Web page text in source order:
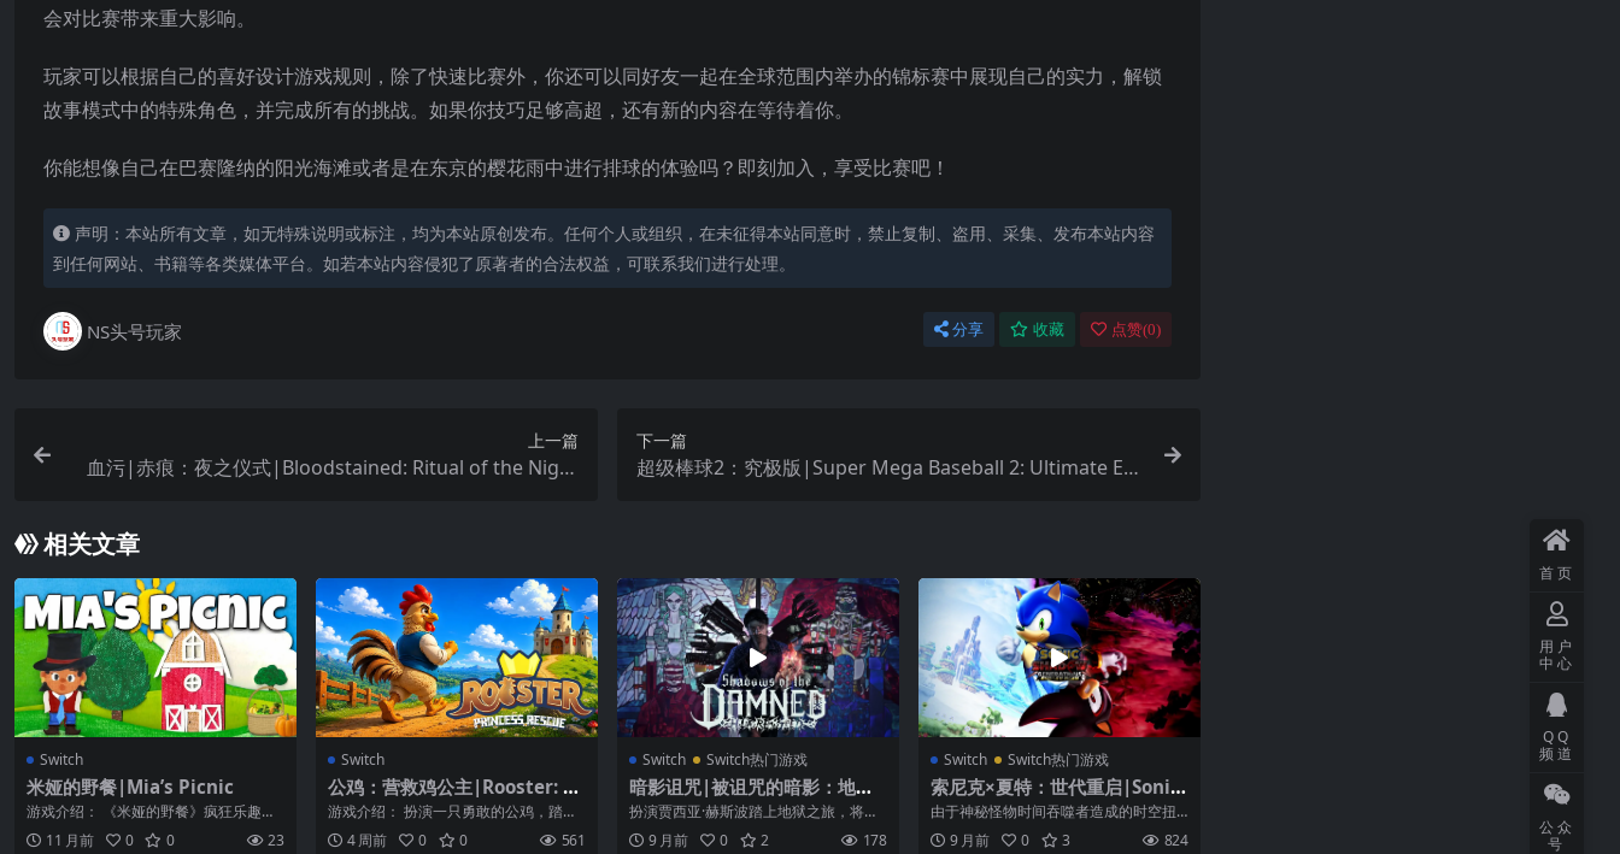
会对比赛带来重大影响。
玩家可以根据自己的喜好设计游戏规则，除了快速比赛外，你还可以同好友一起在全球范围内举办的锦标赛中展现自己的实力，解锁
故事模式中的特殊角色，并完成所有的挑战。如果你技巧足够高超，还有新的内容在等待着你。
你能想像自己在巴赛隆纳的阳光海滩或者是在东京的樱花雨中进行排球的体验吗？即刻加入，享受比赛吧！
声明：本站所有文章，如无特殊说明或标注，均为本站原创发布。任何个人或组织，在未征得本站同意时，禁止复制、盗用、采集、发布本站内容
到任何网站、书籍等各类媒体平台。如若本站内容侵犯了原著者的合法权益，可联系我们进行处理。
NS头号玩家 分享 收藏 点赞(0)
上一篇
血污|赤痕：夜之仪式|Bloodstained: Ritual of the Night
下一篇
超级棒球2：究极版|Super Mega Baseball 2: Ultimate Edi
相关文章
Switch
米娅的野餐|Mia’s Picnic
游戏介绍： 《米娅的野餐》疯狂乐趣的
美丽拼贴！ 在这个快节奏、狂躁、尽可
能多地抓...
11 月前 0 0 23
Switch
公鸡：营救鸡公主|Rooster: Pr
incess Rescue中文
游戏介绍： 扮演一只勇敢的公鸡，踏上
充满挑战的冒险之旅。在那些布满移动
平台、尖锐...
4 周前 0 0 561
Switch Switch热门游戏
暗影诅咒|被诅咒的暗影：地狱
重制版|Shadows of the Dam
ned: Hella Remastered中文
扮演贾西亚·赫斯波踏上地狱之旅，将挡
路的恶魔们打得落花流水吧。贾西亚誓
言从冥王手...
9 月前 0 2 178
Switch Switch热门游戏
索尼克×夏特：世代重启|Sonic
X Shadow Generations中文
由于神秘怪物时间吞噬者造成的时空扭
曲，索尼克和夏特开始了各自的故事。
“SONI...
9 月前 0 3 824
首页
用户
中心
QQ
频道
公众
号